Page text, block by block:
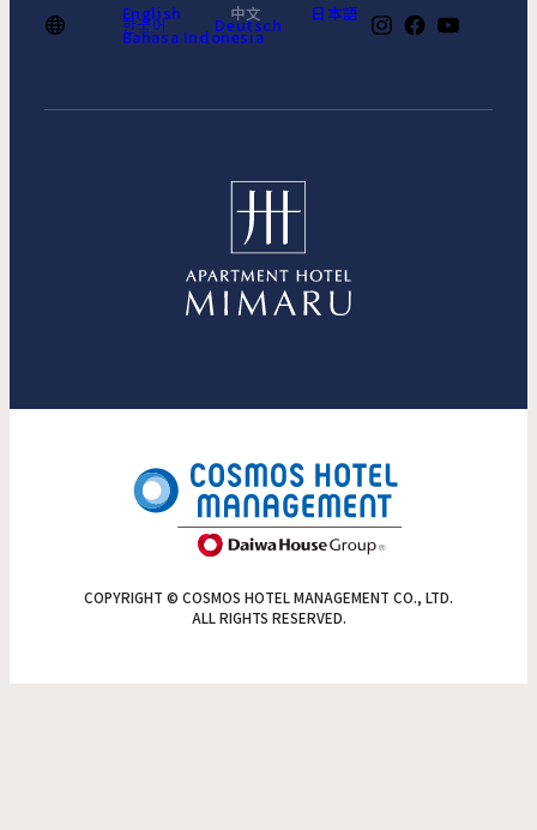
English 中文 日本語
한국어 Deutsch
Bahasa Indonesia
COPYRIGHT © COSMOS HOTEL MANAGEMENT CO., LTD.
ALL RIGHTS RESERVED.